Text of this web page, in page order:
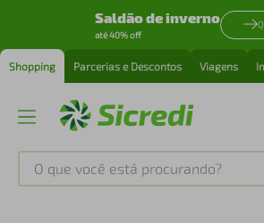
Saldão de inverno
até 40% off
Shopping Parcerias e Descontos Viagens
O que você está procurando?